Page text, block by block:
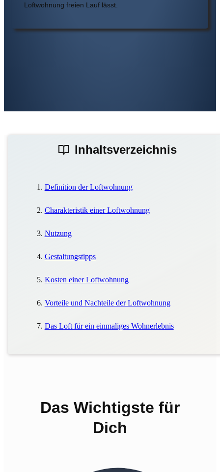
Loftwohnung freien Lauf lässt.
Inhaltsverzeichnis
Definition der Loftwohnung
Charakteristik einer Loftwohnung
Nutzung
Gestaltungstipps
Kosten einer Loftwohnung
Vorteile und Nachteile der Loftwohnung
Das Loft für ein einmaliges Wohnerlebnis
Das Wichtigste für
Dich